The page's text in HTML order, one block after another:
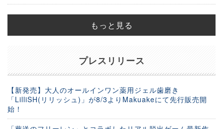
もっと見る
プレスリリース
【新発売】大人のオールインワン薬用ジェル歯磨き
「LilliSH(リリッシュ)」が8/3よりMakuakeにて先行販売開
始！